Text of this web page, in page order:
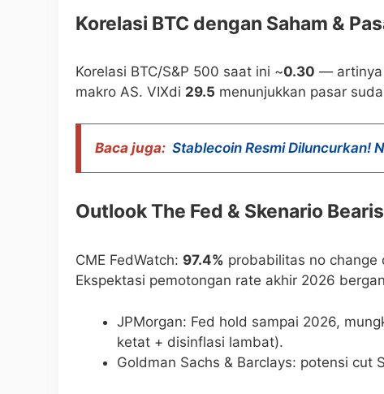
Korelasi BTC dengan Saham &
Korelasi BTC/S&P 500 saat ini ~0.30 — artinya
makro AS. VIXdi 29.5 menunjukkan pasar
Baca juga: Stablecoin Resmi Diluncurkan!
Outlook The Fed & Skenario
CME FedWatch: 97.4% probabilitas no change
Ekspektasi pemotongan rate akhir 2026
JPMorgan: Fed hold sampai 2026,
ketat + disinflasi lambat).
Goldman Sachs & Barclays: potensi cut